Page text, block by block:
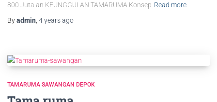
800 Juta an KEUNGGULAN TAMARUMA Konsep Read more
Byadmin 4 yearsago
TAMARUMA SAWANGAN DEPOK